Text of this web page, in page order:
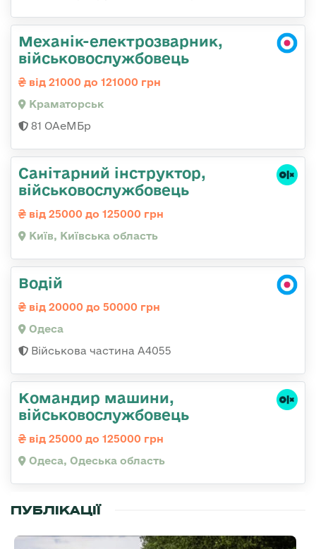
Механік-електрозварник,
військовослужбовець
від 21000 до 121000 грн
Краматорськ
81 ОАеМБр
Санітарний інструктор,
військовослужбовець
від 25000 до 125000 грн
Київ, Київська область
Водій
від 20000 до 50000 грн
Одеса
Військова частина А4055
Командир машини,
військовослужбовець
від 25000 до 125000 грн
Одеса, Одеська область
ПУБЛІКАЦІЇ